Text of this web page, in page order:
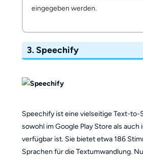
eingegeben werden.
3. Speechify
Speechify ist eine vielseitige Text-to-
sowohl im Google Play Store als auch
verfügbar ist. Sie bietet etwa 186
Sprachen für die Textumwandlung.